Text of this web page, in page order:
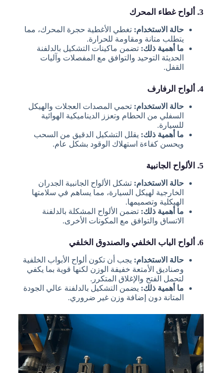
3. ألواح غطاء المحرك
حالة الاستخدام: تغطي الأغطية حجرة المحرك، مما
يتطلب متانة ومقاومة للحرارة.
ما أهمية ذلك: تضمن ماكينات التشكيل بالدلفنة
الحديثة التوحيد والتوافق مع المفصلات وآليات
القفل.
4. ألواح الرفارف
حالة الاستخدام: تحمي المصدات العجلات والهيكل
السفلي من الحطام وتعزز الديناميكية الهوائية
للسيارة.
ما أهمية ذلك: يقلل التشكيل الدقيق من السحب
ويحسن كفاءة استهلاك الوقود بشكل عام.
5. الألواح الجانبية
حالة الاستخدام: تشكل الألواح الجانبية الجدران
الخارجية لهيكل السيارة، مما يساهم في سلامتها
الهيكلية وتصميمها.
ما أهمية ذلك: تضمن الألواح المشكلة بالدلفنة
الاتساق والتوافق مع المكونات الأخرى.
6. ألواح الباب الخلفي والصندوق الخلفي
حالة الاستخدام: يجب أن تكون ألواح الأبواب الخلفية
وصناديق الأمتعة خفيفة الوزن لكنها قوية بما يكفي
لتحمل الفتح والإغلاق المتكرر.
ما أهمية ذلك: يضمن التشكيل بالدلفنة عالي الجودة
المتانة دون إضافة وزن غير ضروري.